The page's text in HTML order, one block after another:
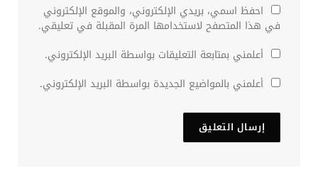
احفظ اسمي، بريدي الإلكتروني، والموقع الإلكتروني
في هذا المتصفح لاستخدامها المرة المقبلة في تعليقي.
أعلمني بمتابعة التعليقات بواسطة البريد الإلكتروني.
أعلمني بالمواضيع الجديدة بواسطة البريد الإلكتروني.